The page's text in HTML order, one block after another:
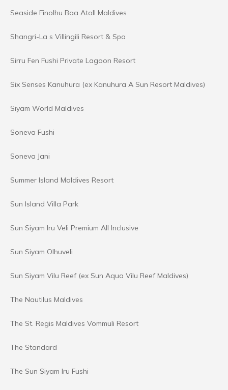
Seaside Finolhu Baa Atoll Maldives
Shangri-La s Villingili Resort & Spa
Sirru Fen Fushi Private Lagoon Resort
Six Senses Kanuhura (ex Kanuhura A Sun Resort Maldives)
Siyam World Maldives
Soneva Fushi
Soneva Jani
Summer Island Maldives Resort
Sun Island Villa Park
Sun Siyam Iru Veli Premium All Inclusive
Sun Siyam Olhuveli
Sun Siyam Vilu Reef (ex Sun Aqua Vilu Reef Maldives)
The Nautilus Maldives
The St. Regis Maldives Vommuli Resort
The Standard
The Sun Siyam Iru Fushi